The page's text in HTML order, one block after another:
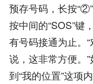
预存号码，长按
按中间的“SOS”键
有号码接通为止。
说，这非常方便。
到“我的位置”这项